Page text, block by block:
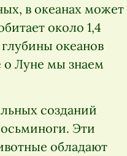
в океанах может
около 1,4
океанов
Луне мы знаем
созданий
Эти
обладают